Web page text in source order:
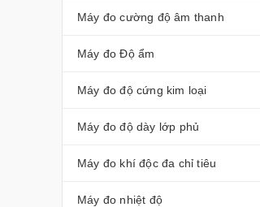
Máy đo cường độ âm thanh
Máy đo Độ ẩm
Máy đo độ cứng kim loại
Máy đo độ dày lớp phủ
Máy đo khí độc đa chỉ tiêu
Máy đo nhiệt độ